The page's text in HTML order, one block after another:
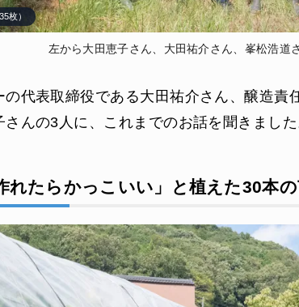
枚）
左から大田恵子さん、大田祐介さん、峯松浩道
の代表取締役である大田祐介さん、醸造責
んの3人に、これまでのお話を聞きました
れたらかっこいい」と植えた30本